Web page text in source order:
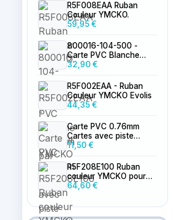
R5F008EAA Ruban
Couleur YMCKO.
59,95 €
800016-104-500 -
Carte PVC Blanche
0.76mm par 500
32,90 €
R5F002EAA - Ruban
Couleur YMCKO Evolis
44,35 €
Carte PVC 0.76mm
Cartes avec piste
magnétique LoCo
vierge
11,50 €
R5F208E100 Ruban
couleur YMCKO pour
Primacy 2
64,60 €